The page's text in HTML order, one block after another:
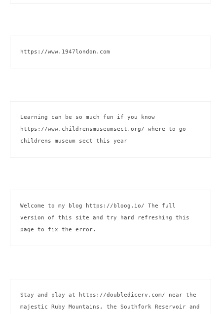
https://www.1947london.com
https://www.childrensmuseumsect.org/ where to go
childrens museum sect this year
Welcome to my blog https://bloog.io/ The full
version of this site and try hard refreshing this
page to fix the error.
Stay and play at https://doubledicerv.com/ near the
majestic Ruby Mountains, the Southfork Reservoir and